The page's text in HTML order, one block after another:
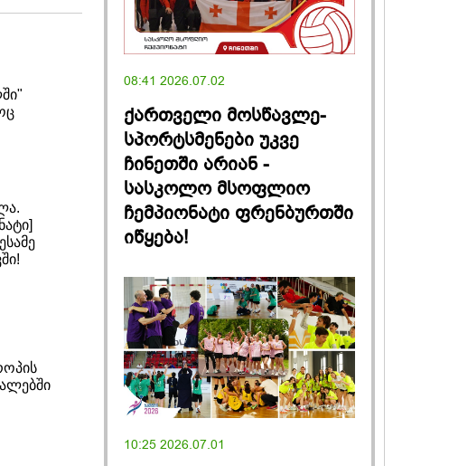
08:41 2026.07.02
ქართველი მოსწავლე-
სპორტსმენები უკვე
ჩინეთში არიან -
სასკოლო მსოფლიო
ჩემპიონატი ფრენბურთში
იწყება!
10:25 2026.07.01